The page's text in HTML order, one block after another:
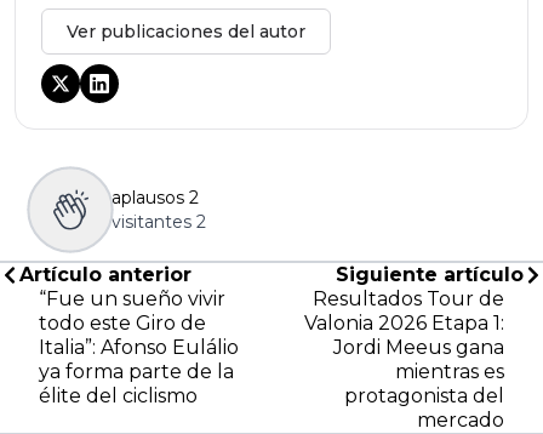
Ver publicaciones del autor
aplausos 2
visitantes 2
Artículo anterior
“Fue un sueño vivir
todo este Giro de
Italia”: Afonso Eulálio
ya forma parte de la
élite del ciclismo
Siguiente artículo
Resultados Tour de
Valonia 2026 Etapa 1:
Jordi Meeus gana
mientras es
protagonista del
mercado